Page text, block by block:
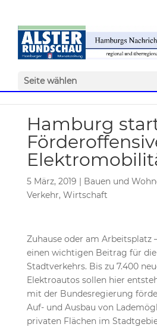
Seite wählen
Hamburg
5 März, 2019 | Bauen und
Verkehr, Wirtschaft
Zuhause oder am Arbeitsplatz
einen wichtigen Beitrag für
Stadtverkehrs. Bis zu 7.400
Elektroautos sollen hier
mit der Bundesregierung
Auf- und Ausbau von
privaten Flächen im